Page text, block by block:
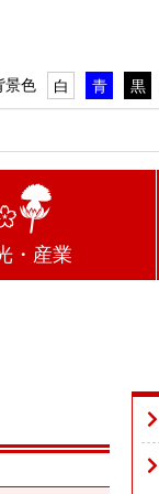
景色 白 青 黒
・産業